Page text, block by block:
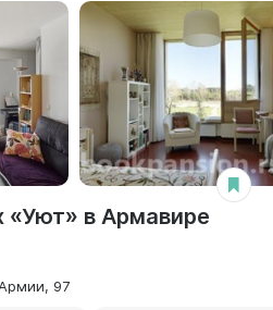
в Армавире
97